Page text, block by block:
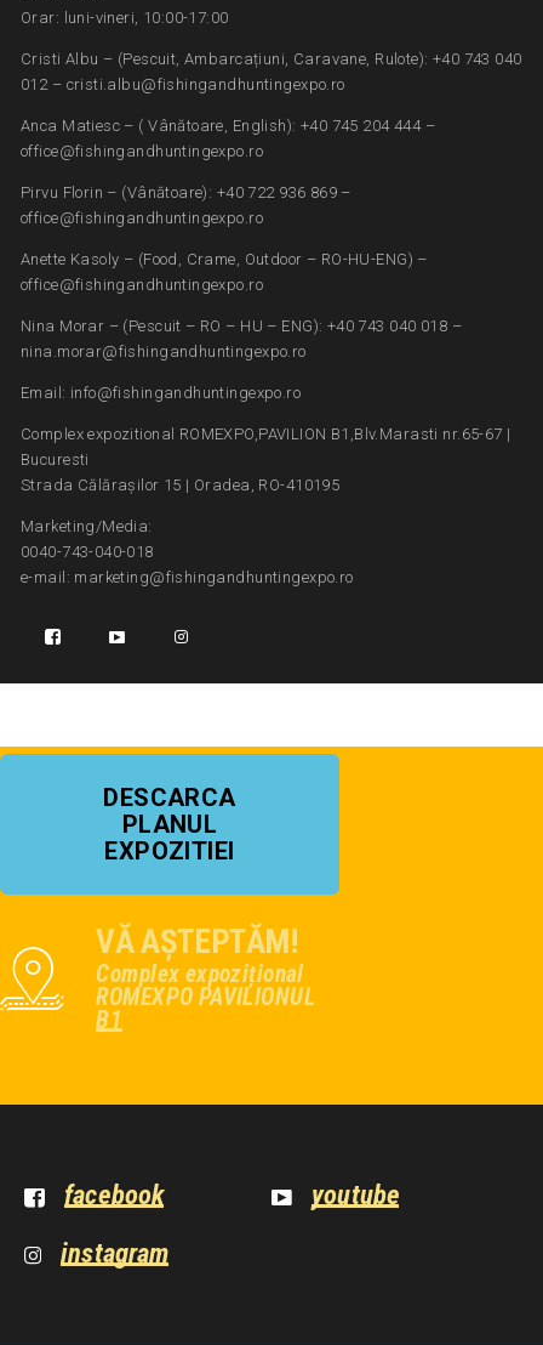
Orar: luni-vineri, 10:00-17:00
Cristi Albu – (Pescuit, Ambarcațiuni, Caravane, Rulote): +40 743 040
012 – cristi.albu@fishingandhuntingexpo.ro
Anca Matiesc – ( Vânătoare, English): +40 745 204 444 –
office@fishingandhuntingexpo.ro
Pirvu Florin – (Vânătoare): +40 722 936 869 –
office@fishingandhuntingexpo.ro
Anette Kasoly – (Food, Crame, Outdoor – RO-HU-ENG) –
office@fishingandhuntingexpo.ro
Nina Morar – (Pescuit – RO – HU – ENG): +40 743 040 018 –
nina.morar@fishingandhuntingexpo.ro
Email: info@fishingandhuntingexpo.ro
Complex expozitional ROMEXPO,PAVILION B1,Blv.Marasti nr.65-67 |
Bucuresti
Strada Călărașilor 15 | Oradea, RO-410195
Marketing/Media:
0040-743-040-018
e-mail: marketing@fishingandhuntingexpo.ro
DESCARCA
PLANUL
EXPOZITIEI
VĂ AȘTEPTĂM!
Complex expozițional
ROMEXPO PAVILIONUL
B1
facebook
youtube
instagram